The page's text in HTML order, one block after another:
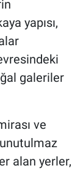
yapısı,
galeriler
ve
alan yerler,